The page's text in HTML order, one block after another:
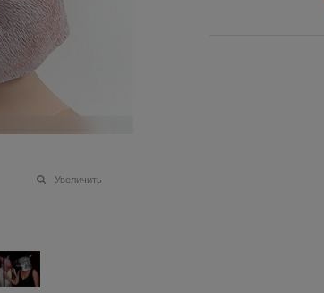
Увеличить